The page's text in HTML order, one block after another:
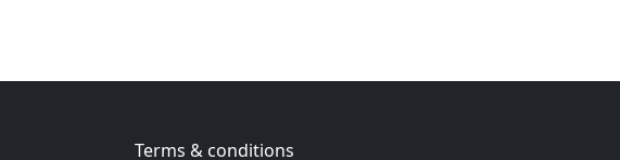
Terms & conditions